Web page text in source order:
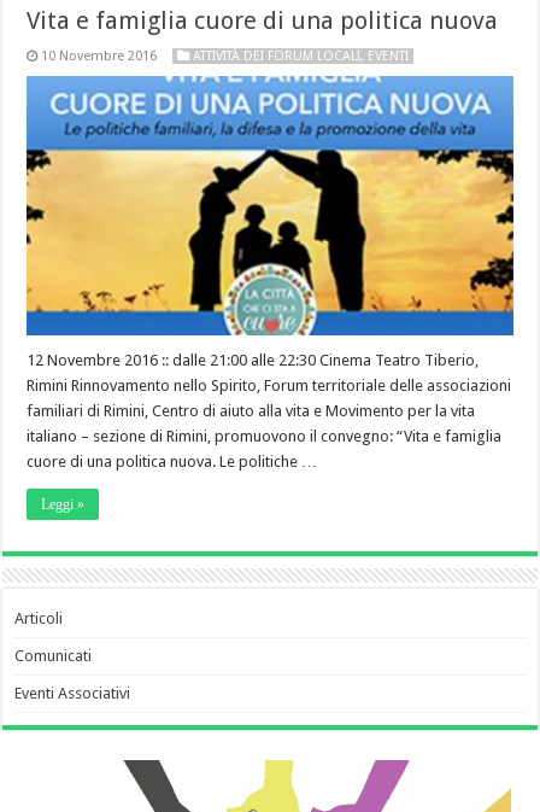
Vita e famiglia cuore di una politica nuova
10 Novembre 2016 ATTIVITÀ DEI FORUM LOCALI, EVENTI
12 Novembre 2016 :: dalle 21:00 alle 22:30 Cinema Teatro Tiberio,
Rimini Rinnovamento nello Spirito, Forum territoriale delle associazioni
familiari di Rimini, Centro di aiuto alla vita e Movimento per la vita
italiano – sezione di Rimini, promuovono il convegno: “Vita e famiglia
cuore di una politica nuova. Le politiche …
Leggi »
Articoli
Comunicati
Eventi Associativi